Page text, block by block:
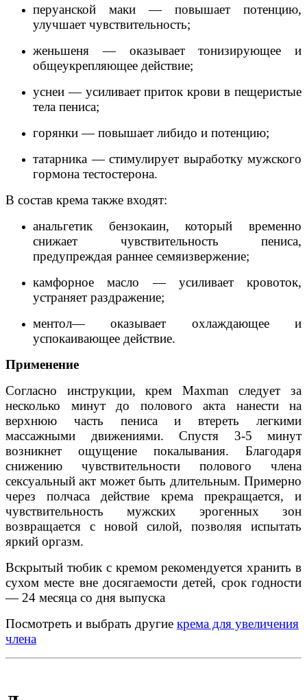
перуанской маки ― повышает потенцию,
улучшает чувствительность;
женьшеня ― оказывает тонизирующее и
общеукрепляющее действие;
уснеи ― усиливает приток крови в пещеристые
тела пениса;
горянки ― повышает либидо и потенцию;
татарника ― стимулирует выработку мужского
гормона тестостерона.
В состав крема также входят:
анальгетик бензокаин, который временно
снижает чувствительность пениса,
предупреждая раннее семяизвержение;
камфорное масло ― усиливает кровоток,
устраняет раздражение;
ментол― оказывает охлаждающее и
успокаивающее действие.
Применение
Согласно инструкции, крем Мaxman следует за
несколько минут до полового акта нанести на
верхнюю часть пениса и втереть легкими
массажными движениями. Спустя 3-5 минут
возникнет ощущение покалывания. Благодаря
снижению чувствительности полового члена
сексуальный акт может быть длительным. Примерно
через полчаса действие крема прекращается, и
чувствительность мужских эрогенных зон
возвращается с новой силой, позволяя испытать
яркий оргазм.
Вскрытый тюбик с кремом рекомендуется хранить в
сухом месте вне досягаемости детей, срок годности
― 24 месяца со дня выпуска
Посмотреть и выбрать другие крема для увеличения
члена